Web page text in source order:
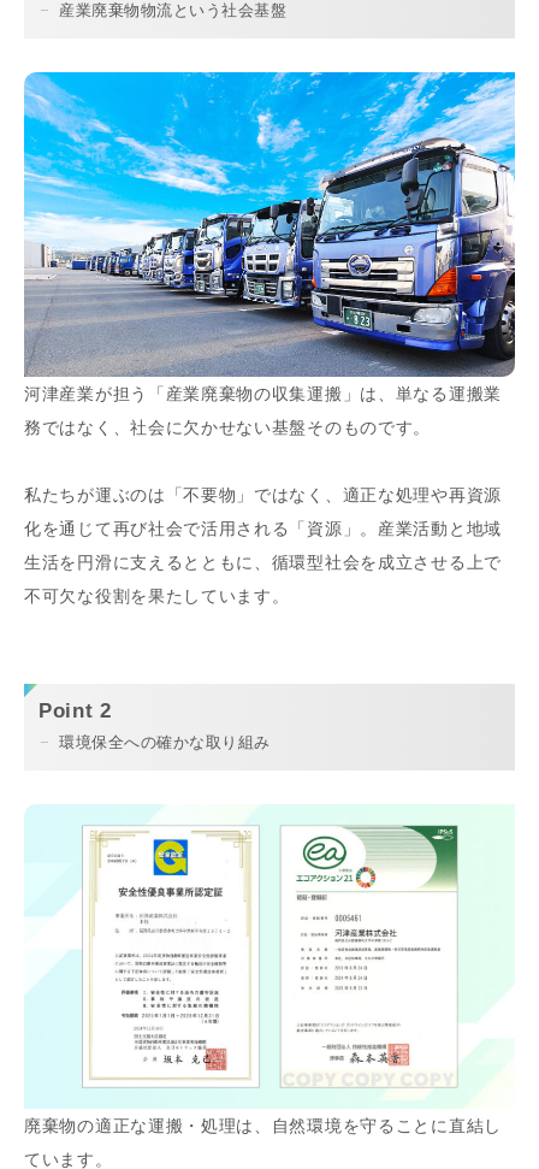
産業廃棄物物流という社会基盤
河津産業が担う「産業廃棄物の収集運搬」は、単なる運搬業
務ではなく、社会に欠かせない基盤そのものです。
私たちが運ぶのは「不要物」ではなく、適正な処理や再資源
化を通じて再び社会で活用される「資源」。産業活動と地域
生活を円滑に支えるとともに、循環型社会を成立させる上で
不可欠な役割を果たしています。
Point 2
環境保全への確かな取り組み
廃棄物の適正な運搬・処理は、自然環境を守ることに直結し
ています。